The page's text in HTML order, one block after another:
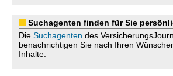
Suchagenten finden für Sie
Die Suchagenten des
benachrichtigen Sie nach Ihren
Inhalte.